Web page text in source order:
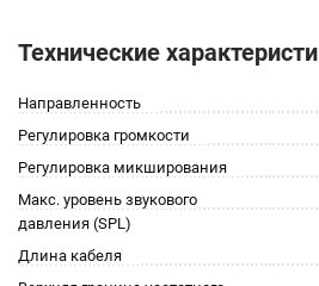
Технические
Направленность
Регулировка громкости
Регулировка микширования
Макс. уровень звукового
давления (SPL)
Длина кабеля